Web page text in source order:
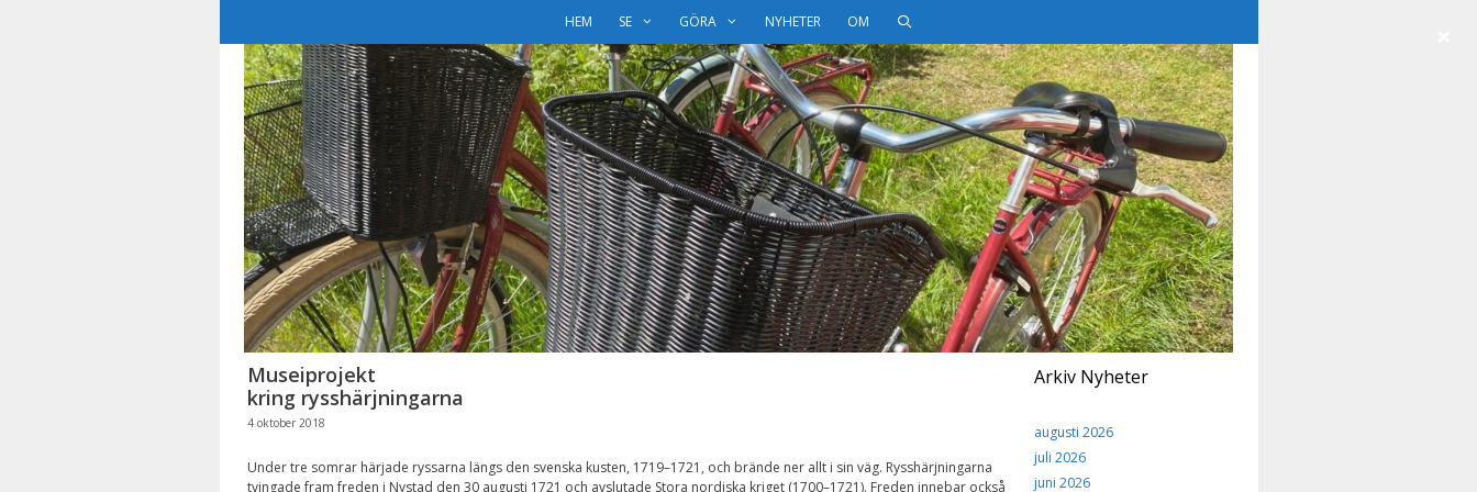
HEM SE GÖRA NYHETER OM
Museiprojekt
kring rysshärjningarna
4 oktober 2018
Under tre somrar härjade ryssarna längs den svenska kusten, 1719–1721, och brände ner allt i sin väg. Rysshärjningarna
tvingade fram freden i Nystad den 30 augusti 1721 och avslutade Stora nordiska kriget (1700–1721). Freden innebar också
Arkiv Nyheter
augusti 2026
juli 2026
juni 2026